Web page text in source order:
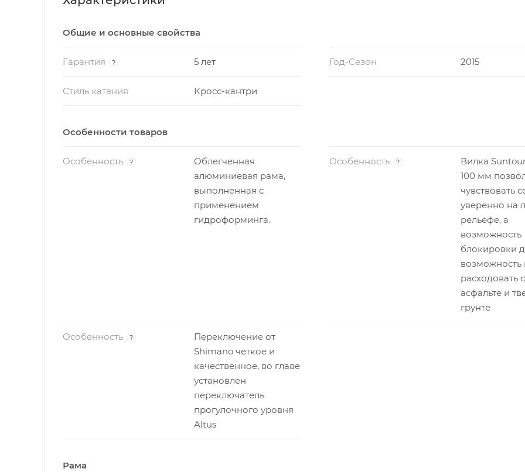
Общие и основные свойства
Гарантия ? 5 лет Год-Сезон 2015
Стиль катания Кросс-кантри
Особенности товаров
Особенность ?
Облегченная
алюминиевая рама,
выполненная с
применением
гидроформинга.
Особенность ?
Вилка
100 мм
чувствовать
уверенно на
рельефе, а
возможность
блокировки
расходовать
асфальте и
грунте
Особенность ?
Переключение от
Shimano четкое и
качественное, во главе
установлен
переключатель
прогулочного уровня
Altus
Рама